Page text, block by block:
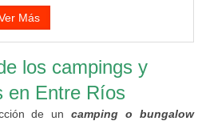
Más
los campings y
en Entre Ríos
de uncamping o bungalow